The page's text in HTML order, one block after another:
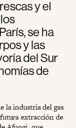
y el
se ha
y las
del Sur
de
la industria del gas
extracción de